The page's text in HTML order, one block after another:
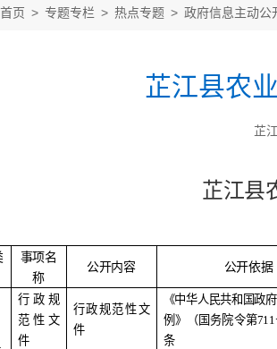
首页 > 专题专栏 > 热点专题 > 政府信息主动公
芷江县农
芷
芷江县
事项名
称
公开内容 公开依据
行政规
范性文
件
行政规范性文
件
《中华人民共和国政
例》（国务院令第711
条